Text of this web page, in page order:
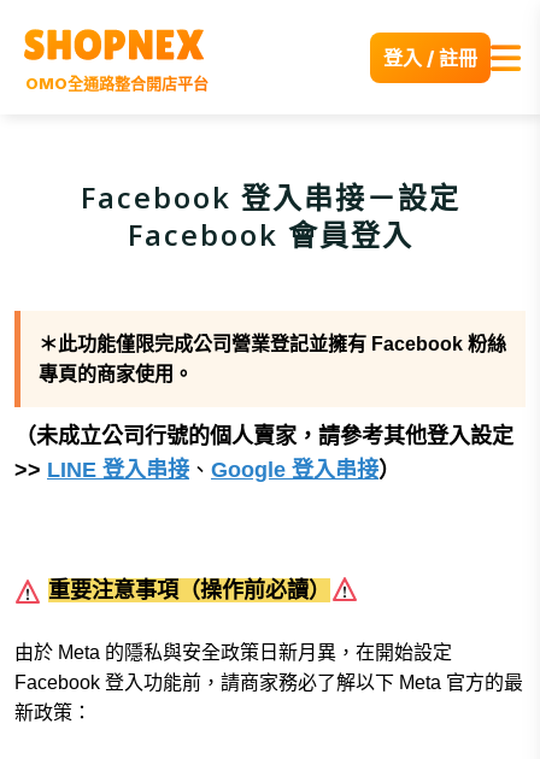
OMO全通路整合開店平台
登入 / 註冊
Facebook 登入串接－設定
Facebook 會員登入
＊此功能僅限完成公司營業登記並擁有 Facebook 粉絲
專頁的商家使用。
（未成立公司行號的個人賣家，請參考其他登入設定
>> LINE 登入串接 、 Google 登入串接）
重要注意事項（操作前必讀）
由於 Meta 的隱私與安全政策日新月異，在開始設定
Facebook 登入功能前，請商家務必了解以下 Meta 官方的最
新政策：